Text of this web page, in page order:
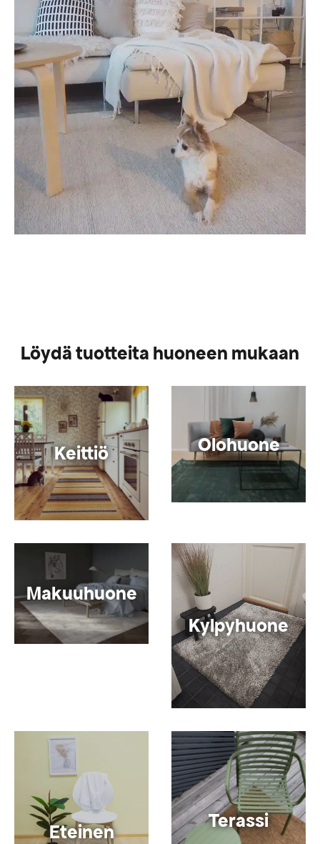
Löydä tuotteita huoneen mukaan
Keittiö Olohuone
Makuuhuone
Kylpyhuone
Eteinen Terassi